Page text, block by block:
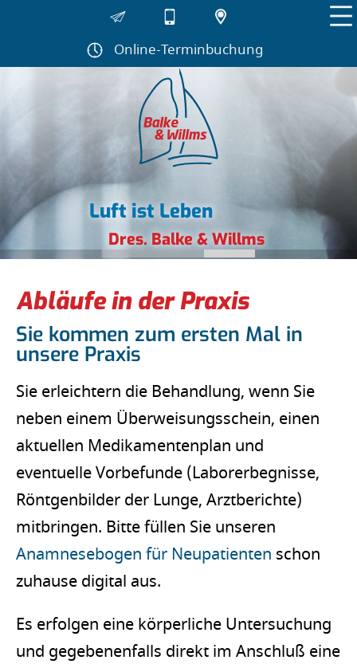
Navigation
überspringen
Online-Terminbuchung
Luft ist Leben
Dres. Balke & Willms
Abläufe in der Praxis
Sie kommen zum ersten Mal in
unsere Praxis
Sie erleichtern die Behandlung, wenn Sie
neben einem Überweisungsschein, einen
aktuellen Medikamentenplan und
eventuelle Vorbefunde (Laborerbegnisse,
Röntgenbilder der Lunge, Arztberichte)
mitbringen. Bitte füllen Sie unseren
Anamnesebogen für Neupatienten schon
zuhause digital aus.
Es erfolgen eine körperliche Untersuchung
und gegebenenfalls direkt im Anschluß eine